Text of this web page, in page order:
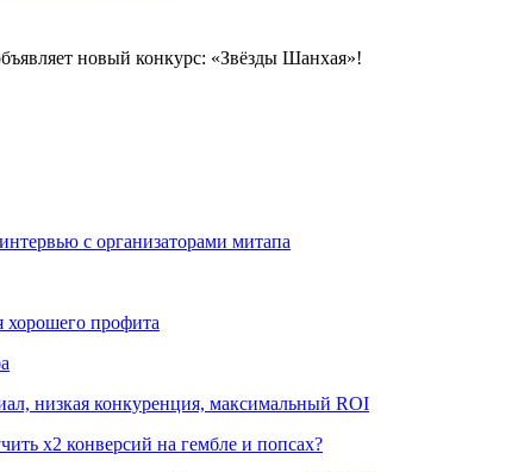
с организаторами митапа
хорошего профита
низкая конкуренция, максимальный ROI
х2 конверсий на гембле и попсах?